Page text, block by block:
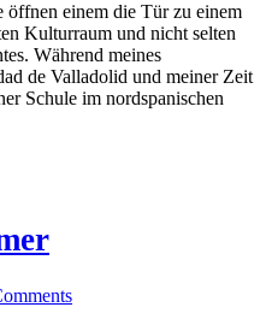
öffnen einem die Tür zu einem
Kulturraum und nicht selten
Während meines
de Valladolid und meiner Zeit
Schule im nordspanischen